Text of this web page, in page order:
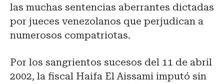
las muchas sentencias aberrantes dictadas
por jueces venezolanos que perjudican a
numerosos compatriotas.
Por los sangrientos sucesos del 11 de abril
2002, la fiscal Haifa El Aissami imputó sin